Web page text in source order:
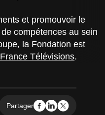
et promouvoir le
compétences au sein
la Fondation est
Télévisions.
Partager